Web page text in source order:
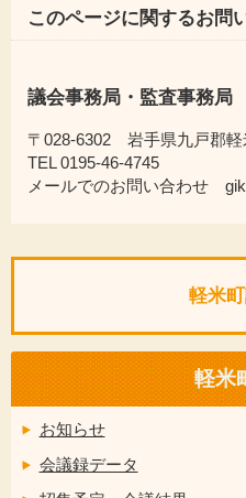
このページに関するお問
議会事務局・監査事務局
〒028-6302 岩手県九戸郡軽
TEL 0195-46-4745
メールでのお問い合わせ
軽米
軽米
お知らせ
会議録データ